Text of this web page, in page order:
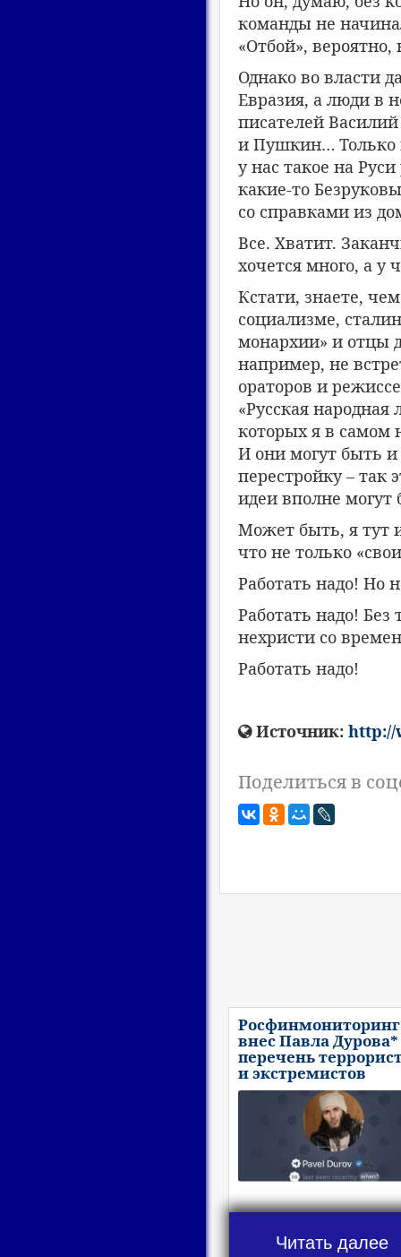
команды не
«Отбой»,
Однако во власти
Евразия, а люди в
писателей
и Пушкин… Только
у нас такое на
какие-то
со справками из
Все. Хватит.
хочется много, а у
Кстати, знаете,
социализме,
монархии» и отцы
например, не
ораторов и
«Русская
которых я в самом
И они могут быть и
перестройку – так
идеи вполне
Может быть, я тут
что не только
Работать надо! Но
Работать надо!
нехристи со
Работать надо!
Источник: http://
Поделиться в
Росфинмониторинг
внес Павла
перечень
и экстремистов
Читать далее